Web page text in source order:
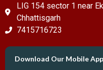
LIG 154 sector 1 near
Chhattisgarh
7415716723
Download Our Mobile App